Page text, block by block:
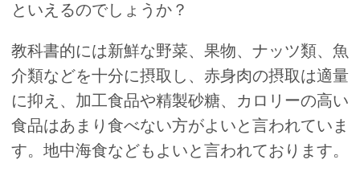
といえるのでしょうか？
教科書的には新鮮な野菜、果物、ナッツ類、魚
介類などを十分に摂取し、赤身肉の摂取は適量
に抑え、加工食品や精製砂糖、カロリーの高い
食品はあまり食べない方がよいと言われていま
す。地中海食などもよいと言われております。